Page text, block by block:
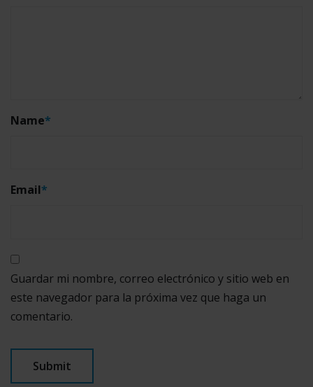
Name*
Email*
Guardar mi nombre, correo electrónico y sitio web en
este navegador para la próxima vez que haga un
comentario.